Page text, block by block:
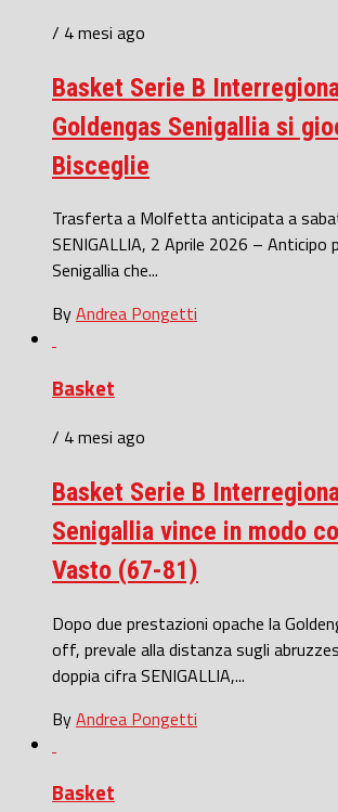
/ 4 mesi ago
Basket Serie B
Goldengas Senigallia si
Bisceglie
Trasferta a Molfetta anticipata a
SENIGALLIA, 2 Aprile 2026 – Anticipo
Senigallia che...
ByAndrea Pongetti
Basket
/ 4 mesi ago
Basket Serie B
Senigallia vince in modo
Vasto (67-81)
Dopo due prestazioni opache la
off, prevale alla distanza sugli
doppia cifra SENIGALLIA,...
ByAndrea Pongetti
Basket